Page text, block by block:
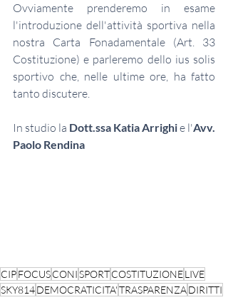
Ovviamente prenderemo in esame
l'introduzione dell'attività sportiva nella
nostra Carta Fonadamentale (Art. 33
Costituzione) e parleremo dello ius solis
sportivo che, nelle ultime ore, ha fatto
tanto discutere.
In studio la Dott.ssa Katia Arrighi e l'Avv.
Paolo Rendina
CIPFOCUSCONISPORTCOSTITUZIONELIVE
SKY814DEMOCRATICITA'TRASPARENZADIRITTI